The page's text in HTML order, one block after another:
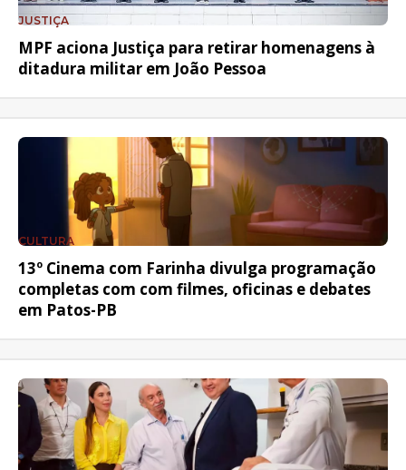
JUSTIÇA
MPF aciona Justiça para retirar homenagens à
ditadura militar em João Pessoa
CULTURA
13º Cinema com Farinha divulga programação
completas com com filmes, oficinas e debates
em Patos-PB